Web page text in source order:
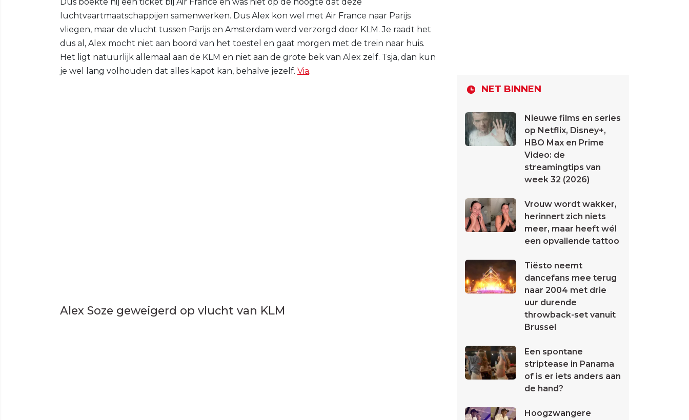
luchtvaartmaatschappijen samenwerken. Dus Alex kon wel met Air France naar Parijs
vliegen, maar de vlucht tussen Parijs en Amsterdam werd verzorgd door KLM. Je raadt het
dus al, Alex mocht niet aan boord van het toestel en gaat morgen met de trein naar huis.
Het ligt natuurlijk allemaal aan de KLM en niet aan de grote bek van Alex zelf. Tsja, dan kun
je wel lang volhouden dat alles kapot kan, behalve jezelf. Via.
Alex Soze geweigerd op vlucht van KLM
NET BINNEN
Nieuwe films en series
op Netflix, Disney+,
HBO Max en Prime
Video: de
streamingtips van
week 32 (2026)
Vrouw wordt wakker,
herinnert zich niets
meer, maar heeft wél
een opvallende tattoo
Tiësto neemt
dancefans mee terug
naar 2004 met drie
uur durende
throwback-set vanuit
Brussel
Een spontane
striptease in Panama
of is er iets anders aan
de hand?
Hoogzwangere